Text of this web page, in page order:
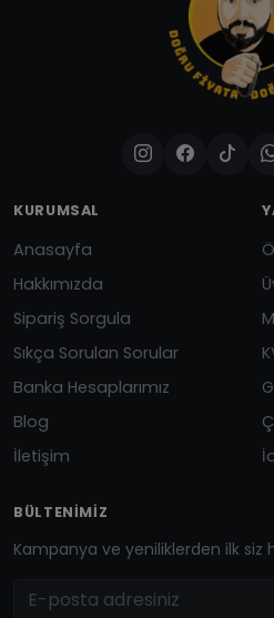
KURUMSAL
Anasayfa
Hakkımızda
Sipariş Sorgula
Sıkça Sorulan Sorular
Banka Hesaplarımız
Blog
İletişim
BÜLTENIMIZ
Kampanya ve yeniliklerden ilk siz